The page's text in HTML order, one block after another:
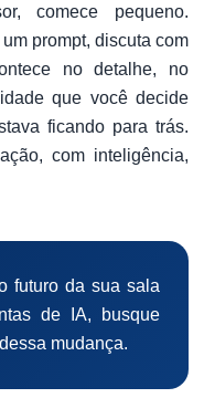
comece pequeno.
prompt, discuta com
no detalhe, no
que você decide
ficando para trás.
com inteligência,
futuro da sua sala
de IA, busque
mudança.